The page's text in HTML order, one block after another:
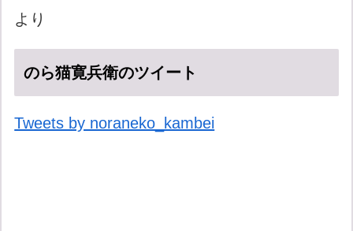
より
のら猫寛兵衛のツイート
Tweets by noraneko_kambei